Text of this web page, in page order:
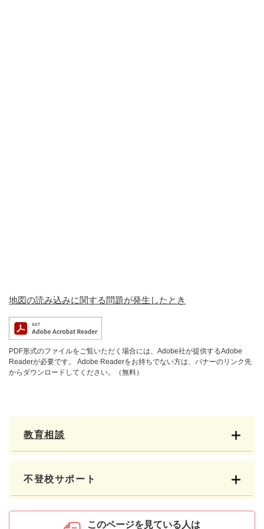
地図の読み込みに関する問題が発生したとき
PDF形式のファイルをご覧いただく場合には、Adobe社が提供するAdobe
Readerが必要です。
Adobe Readerをお持ちでない方は、バナーのリンク先
からダウンロードしてください。（無料）
教育相談
不登校サポート
このページを見ている人は